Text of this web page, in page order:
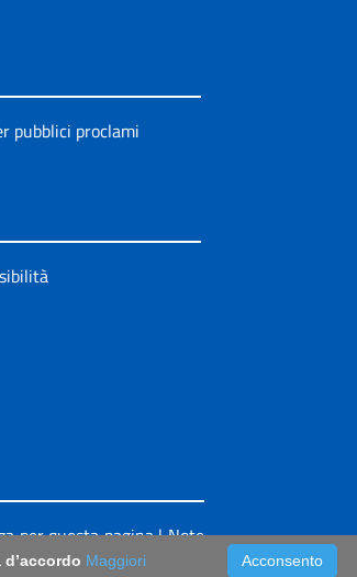
pubblici proclami
per questa pagina|Note
Acconsento
Maggiori